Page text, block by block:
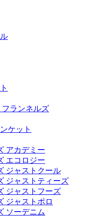
ランネルズ
ケット
アカデミー
エコロジー
ジャストクール
ジャストティーズ
ジャストフーズ
ジャストポロ
ソーデニム